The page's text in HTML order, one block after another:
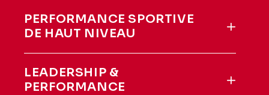
PERFORMANCE SPORTIVE
DE HAUT NIVEAU
LEADERSHIP &
PERFORMANCE